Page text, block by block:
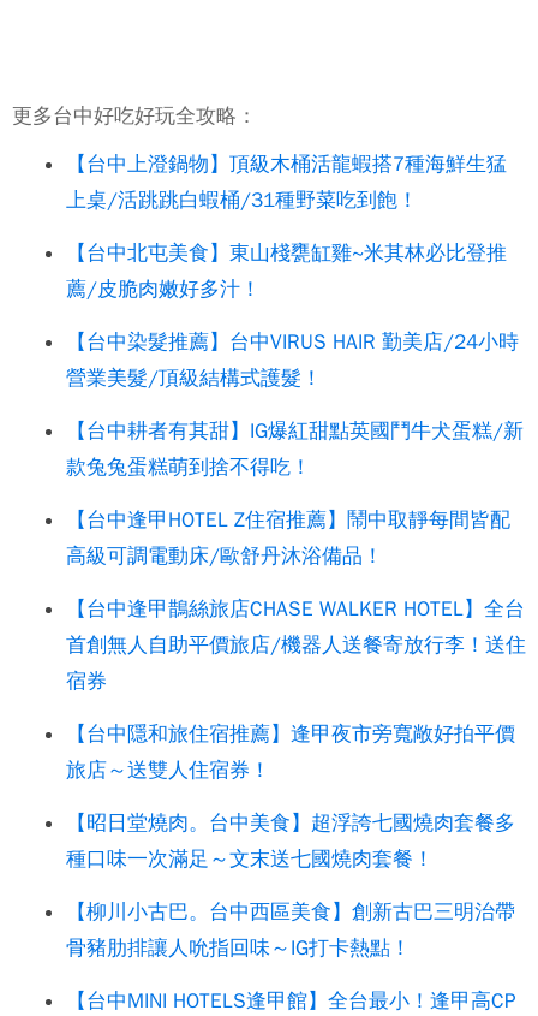
更多台中好吃好玩全攻略：
【台中上澄鍋物】頂級木桶活龍蝦搭7種海鮮生猛
上桌/活跳跳白蝦桶/31種野菜吃到飽！
【台中北屯美食】東山棧甕缸雞~米其林必比登推
薦/皮脆肉嫩好多汁！
【台中染髮推薦】台中VIRUS HAIR 勤美店/24小時
營業美髮/頂級結構式護髮！
【台中耕者有其甜】IG爆紅甜點英國鬥牛犬蛋糕/新
款兔兔蛋糕萌到捨不得吃！
【台中逢甲HOTEL Z住宿推薦】鬧中取靜每間皆配
高級可調電動床/歐舒丹沐浴備品！
【台中逢甲鵲絲旅店CHASE WALKER HOTEL】全台
首創無人自助平價旅店/機器人送餐寄放行李！送住
宿券
【台中隱和旅住宿推薦】逢甲夜市旁寬敞好拍平價
旅店～送雙人住宿券！
【昭日堂燒肉。台中美食】超浮誇七國燒肉套餐多
種口味一次滿足～文末送七國燒肉套餐！
【柳川小古巴。台中西區美食】創新古巴三明治帶
骨豬肋排讓人吮指回味～IG打卡熱點！
【台中MINI HOTELS逢甲館】全台最小！逢甲高CP